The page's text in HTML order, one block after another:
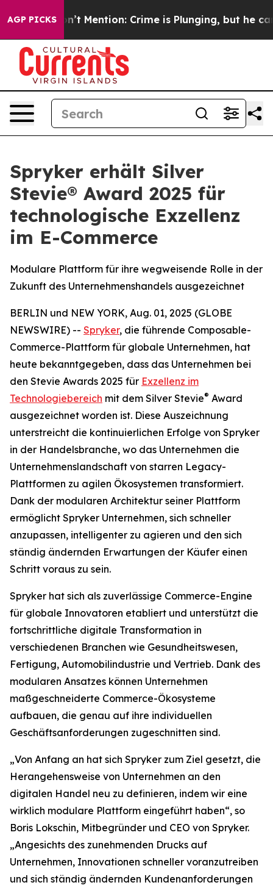
AGP PICKSWon’t Mention: Crime is Plunging, but he can’t
Spryker erhält Silver
Stevie® Award 2025 für
technologische Exzellenz
im E-Commerce
Modulare Plattform für ihre wegweisende Rolle in der
Zukunft des Unternehmenshandels ausgezeichnet
BERLIN und NEW YORK, Aug. 01, 2025 (GLOBE
NEWSWIRE) -- Spryker, die führende Composable-
Commerce-Plattform für globale Unternehmen, hat
heute bekanntgegeben, dass das Unternehmen bei
den Stevie Awards 2025 für Exzellenz im
Technologiebereich mit dem Silver Stevie® Award
ausgezeichnet worden ist. Diese Auszeichnung
unterstreicht die kontinuierlichen Erfolge von Spryker
in der Handelsbranche, wo das Unternehmen die
Unternehmenslandschaft von starren Legacy-
Plattformen zu agilen Ökosystemen transformiert.
Dank der modularen Architektur seiner Plattform
ermöglicht Spryker Unternehmen, sich schneller
anzupassen, intelligenter zu agieren und den sich
ständig ändernden Erwartungen der Käufer einen
Schritt voraus zu sein.
Spryker hat sich als zuverlässige Commerce-Engine
für globale Innovatoren etabliert und unterstützt die
fortschrittliche digitale Transformation in
verschiedenen Branchen wie Gesundheitswesen,
Fertigung, Automobilindustrie und Vertrieb. Dank des
modularen Ansatzes können Unternehmen
maßgeschneiderte Commerce-Ökosysteme
aufbauen, die genau auf ihre individuellen
Geschäftsanforderungen zugeschnitten sind.
„Von Anfang an hat sich Spryker zum Ziel gesetzt, die
Herangehensweise von Unternehmen an den
digitalen Handel neu zu definieren, indem wir eine
wirklich modulare Plattform eingeführt haben“, so
Boris Lokschin, Mitbegründer und CEO von Spryker.
„Angesichts des zunehmenden Drucks auf
Unternehmen, Innovationen schneller voranzutreiben
und sich ständig ändernden Kundenanforderungen